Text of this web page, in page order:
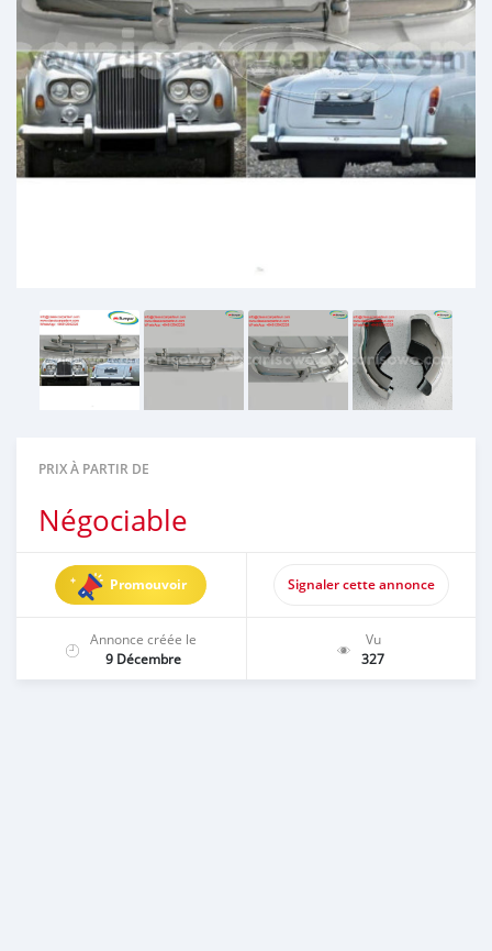
PRIX À PARTIR DE
Négociable
Promouvoir Signaler cette annonce
Annonce créée le
9 Décembre
Vu
327